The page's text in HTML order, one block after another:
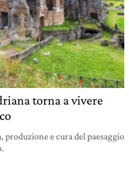
torna a vivere
e cura del paesaggio